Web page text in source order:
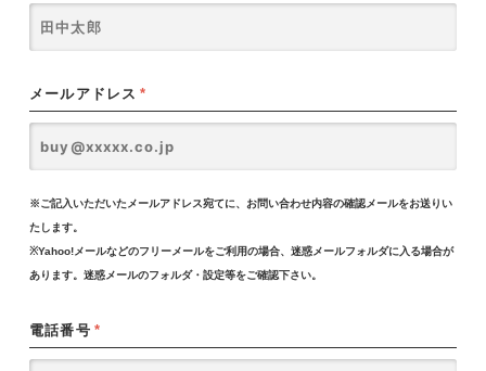
メールアドレス *
※ご記入いただいたメールアドレス宛てに、お問い合わせ内容の確認メールをお送りい
たします。
※Yahoo!メールなどのフリーメールをご利用の場合、迷惑メールフォルダに入る場合が
あります。迷惑メールのフォルダ・設定等をご確認下さい。
電話番号 *